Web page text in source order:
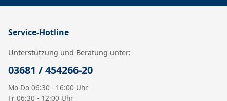
Service-Hotline
Unterstützung und Beratung unter:
03681 / 454266-20
Mo-Do 06:30 - 16:00 Uhr
Fr 06:30 - 12:00 Uhr